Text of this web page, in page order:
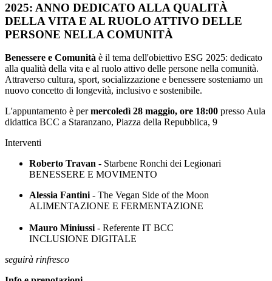
2025: ANNO DEDICATO ALLA QUALITÀ
DELLA VITA E AL RUOLO ATTIVO DELLE
PERSONE NELLA COMUNITÀ
Benessere e Comunità è il tema dell'obiettivo ESG 2025: dedicato
alla qualità della vita e al ruolo attivo delle persone nella comunità.
Attraverso cultura, sport, socializzazione e benessere sosteniamo un
nuovo concetto di longevità, inclusivo e sostenibile.
L'appuntamento è permercoledì 28 maggio, ore 18:00 presso Aula
didattica BCC a Staranzano, Piazza della Repubblica, 9
Interventi
Roberto Travan - Starbene Ronchi dei Legionari
BENESSERE E MOVIMENTO
Alessia Fantini- The Vegan Side of the Moon
ALIMENTAZIONE E FERMENTAZIONE
Mauro Miniussi- Referente IT BCC
INCLUSIONE DIGITALE
seguirà rinfresco